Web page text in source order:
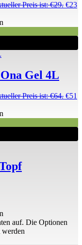
Preis ist: €29. €23
Gel 4L
Preis ist: €64. €51
auf. Die Optionen